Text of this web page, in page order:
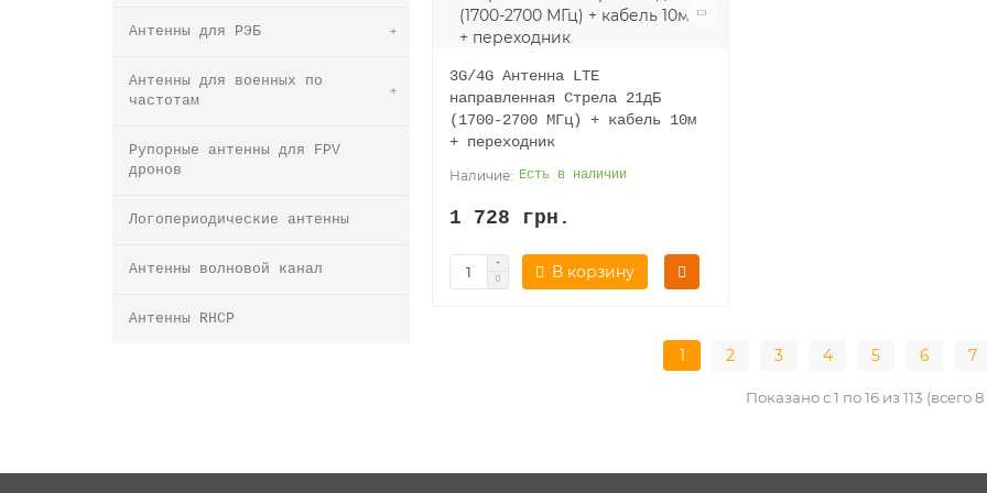
Антенны для РЭБ
Антенны для военных по
частотам
Рупорные антенны для FPV
дронов
Логопериодические антенны
Антенны волновой канал
Антенны RHCP
3G/4G Антенна LTE
направленная Стрела 21дБ
(1700-2700 МГц) + кабель 10м
+ переходник
Есть в наличии
1 728 грн.
В корзину
1 2 3 4 5 6 7
Показано с 1 по 16 из 113 (всего